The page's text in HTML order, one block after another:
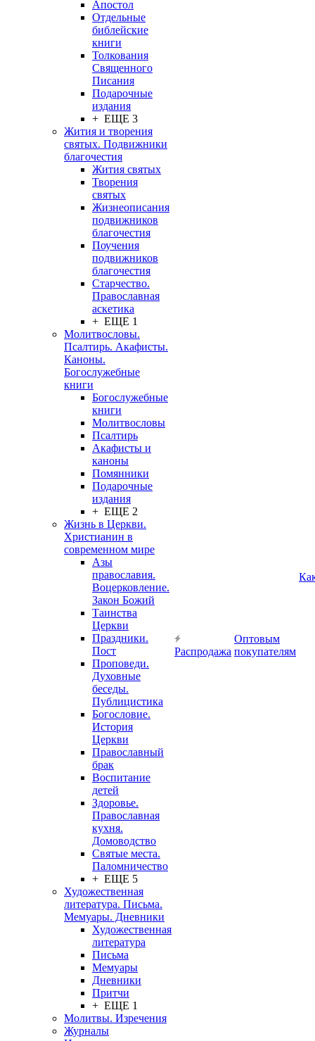
Апостол
Отдельные
библейские
книги
Толкования
Священного
Писания
Подарочные
издания
+ ЕЩЕ 3
Жития и творения
святых. Подвижники
благочестия
Жития святых
Творения
святых
Жизнеописания
подвижников
благочестия
Поучения
подвижников
благочестия
Старчество.
Православная
аскетика
+ ЕЩЕ 1
Молитвословы.
Псалтирь. Акафисты.
Каноны.
Богослужебные
книги
Богослужебные
книги
Молитвословы
Псалтирь
Акафисты и
каноны
Помянники
Подарочные
издания
+ ЕЩЕ 2
Жизнь в Церкви.
Христианин в
современном мире
Азы
православия.
Воцерковление.
Закон Божий
Таинства
Церкви
Праздники.
Пост
Проповеди.
Духовные
беседы.
Публицистика
Богословие.
История
Церкви
Православный
брак
Воспитание
детей
Здоровье.
Православная
кухня.
Домоводство
Святые места.
Паломничество
+ ЕЩЕ 5
Художественная
литература. Письма.
Мемуары. Дневники
Художественная
литература
Письма
Мемуары
Дневники
Притчи
+ ЕЩЕ 1
Молитвы. Изречения
Журналы
Распродажа
Оптовым
покупателям